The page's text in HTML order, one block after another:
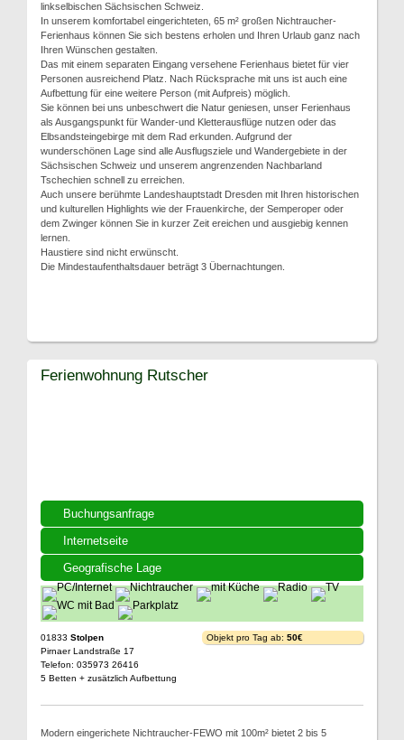
linkselbischen Sächsischen Schweiz.
In unserem komfortabel eingerichteten, 65 m² großen Nichtraucher-
Ferienhaus können Sie sich bestens erholen und Ihren Urlaub ganz nach
Ihren Wünschen gestalten.
Das mit einem separaten Eingang versehene Ferienhaus bietet für vier
Personen ausreichend Platz. Nach Rücksprache mit uns ist auch eine
Aufbettung für eine weitere Person (mit Aufpreis) möglich.
Sie können bei uns unbeschwert die Natur geniesen, unser Ferienhaus
als Ausgangspunkt für Wander-und Kletterausflüge nutzen oder das
Elbsandsteingebirge mit dem Rad erkunden. Aufgrund der
wunderschönen Lage sind alle Ausflugsziele und Wandergebiete in der
Sächsischen Schweiz und unserem angrenzenden Nachbarland
Tschechien schnell zu erreichen.
Auch unsere berühmte Landeshauptstadt Dresden mit Ihren historischen
und kulturellen Highlights wie der Frauenkirche, der Semperoper oder
dem Zwinger können Sie in kurzer Zeit ereichen und ausgiebig kennen
lernen.
Haustiere sind nicht erwünscht.
Die Mindestaufenthaltsdauer beträgt 3 Übernachtungen.
Buchungsanfrage
Internetseite
Geografische Lage
Ferienwohnung Rutscher
01833 Stolpen
Pirnaer Landstraße 17
Telefon: 035973 26416
5 Betten + zusätzlich Aufbettung
Objekt pro Tag ab: 50€
Modern eingerichete Nichtraucher-FEWO mit 100m² bietet 2 bis 5